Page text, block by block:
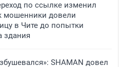
по ссылке изменил
мошенники довели
в Чите до попытки
здания
SHAMAN довел